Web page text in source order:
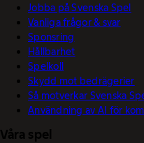
Jobba på Svenska Spel
Vanliga frågor & svar
Sponsring
Hållbarhet
Spelkoll
Skydd mot bedrägerier
Så motverkar Svenska
Användning av AI för
Våra spel